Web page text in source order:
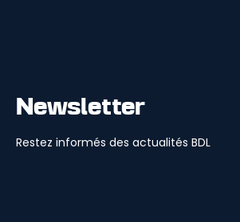
Newsletter
Restez informés des actualités BDL